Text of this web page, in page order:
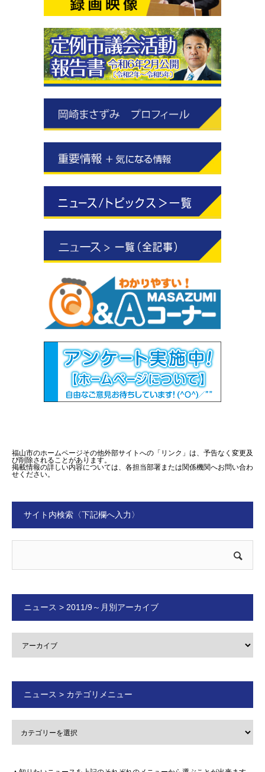
福山市のホームページその他外部サイトへの「リンク」は、予告なく変更及
び削除されることがあります。
掲載情報の詳しい内容については、各担当部署または関係機関へお問い合わ
せください。
サイト内検索〈下記欄へ入力〉
ニュース > 2011/9～月別アーカイブ
ニュース > カテゴリメニュー